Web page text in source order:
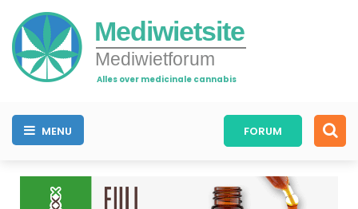
Mediwietsite
Mediwietforum
Alles over medicinale cannabis
MENU FORUM